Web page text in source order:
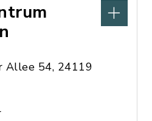
Allee 54, 24119